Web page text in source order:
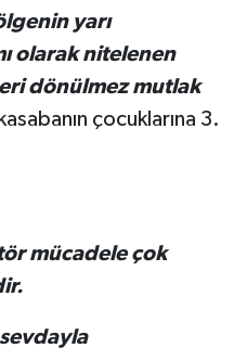
yarı
olarak nitelenen
dönülmez mutlak
kasabanın çocuklarına 3.
mücadele çok